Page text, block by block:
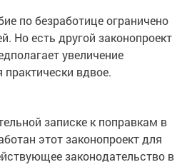
по безработице ограничено
Но есть другой законопроект
увеличение
вдвое.
записке к поправкам в
этот законопроект для
законодательство в